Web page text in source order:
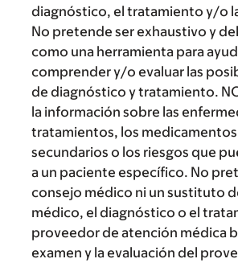
diagnóstico, el tratamiento y/o
No pretende ser exhaustivo y
como una herramienta para
comprender y/o evaluar las
de diagnóstico y tratamiento.
la información sobre las
tratamientos, los
secundarios o los riesgos que
a un paciente específico. No
consejo médico ni un sustituto
médico, el diagnóstico o el
proveedor de atención médica
examen y la evaluación del